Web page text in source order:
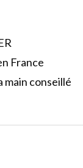
France
main conseillé